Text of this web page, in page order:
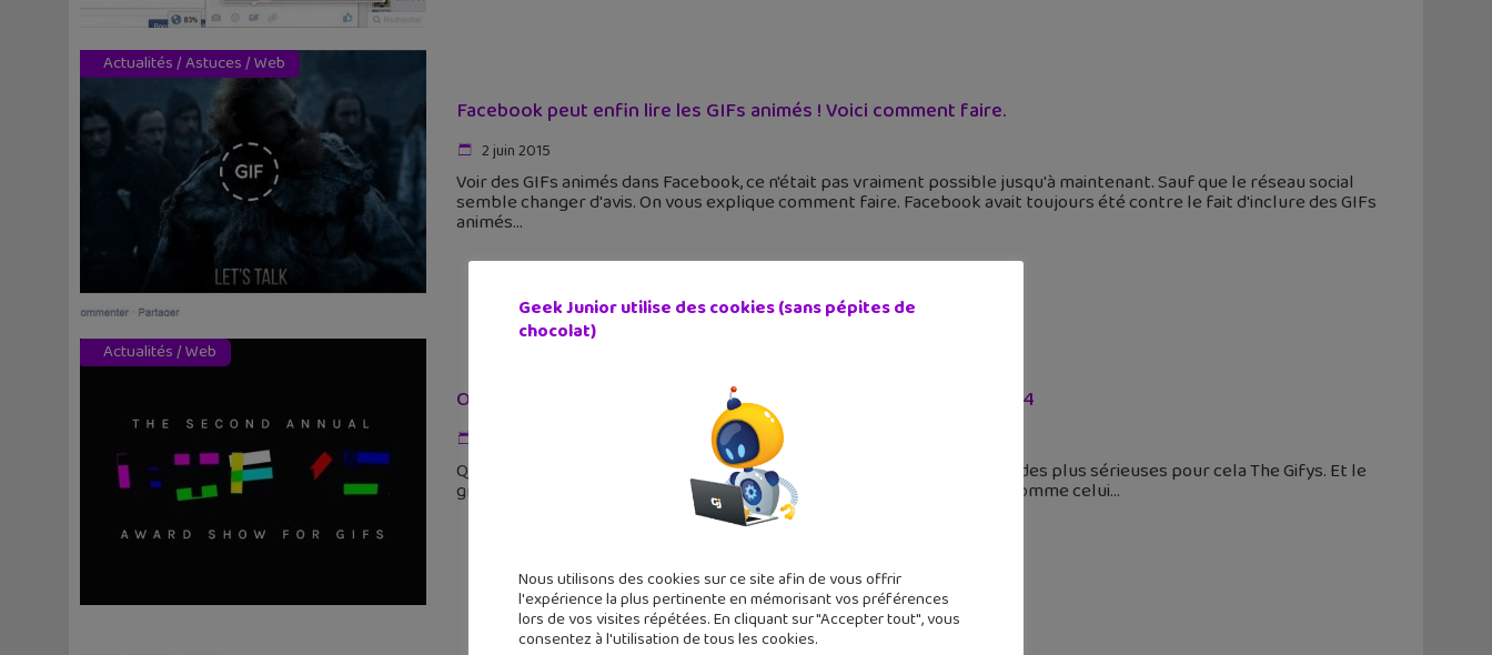
Actualités/Astuces/Web
Facebook peut enfin lire les GIFs animés ! Voici comment faire.
2 juin 2015
Voir des GIFs animés dans Facebook, ce n'était pas vraiment possible jusqu'à maintenant. Sauf que le réseau social
semble changer d'avis. On vous explique comment faire. Facebook avait toujours été contre le fait d'inclure des GIFs
animés
Actualités/Web
Obama fait du skate : vainqueur des meilleurs Gifs de l’année 2014
Quels sont les meilleurs GIFS de l'année 2014 ? Il existe une cérémonie des plus sérieuses pour cela The Gifys. Et le
grand gagnant est Barack Obama ! Mais d'autres GIFS sont excellents comme celui
Geek Junior utilise des cookies (sans pépites de
chocolat)
Nous utilisons des cookies sur ce site afin de vous offrir
l'expérience la plus pertinente en mémorisant vos préférences
lors de vos visites répétées. En cliquant sur "Accepter tout", vous
consentez à l'utilisation de tous les cookies.